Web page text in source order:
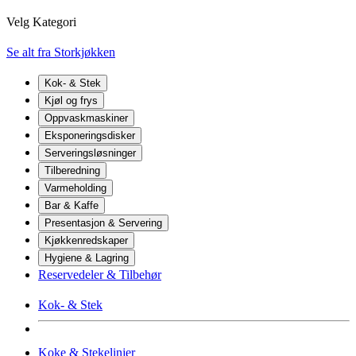
Velg Kategori
Se alt fra Storkjøkken
Kok- & Stek
Kjøl og frys
Oppvaskmaskiner
Eksponeringsdisker
Serveringsløsninger
Tilberedning
Varmeholding
Bar & Kaffe
Presentasjon & Servering
Kjøkkenredskaper
Hygiene & Lagring
Reservedeler & Tilbehør
Kok- & Stek
Koke & Stekelinjer